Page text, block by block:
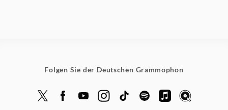
Folgen Sie der Deutschen Grammophon